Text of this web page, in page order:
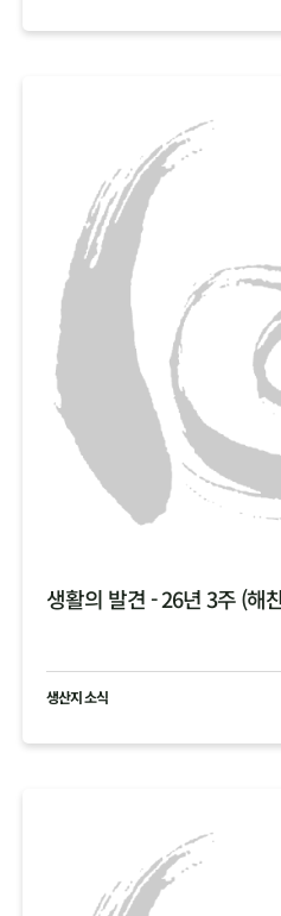
생활의 발견 - 26년 3주 (해
생산지 소식